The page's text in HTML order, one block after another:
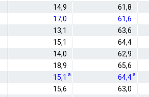
14,9 61,8
17,0 61,6
13,1 63,6
15,1 64,4
14,0 62,9
18,9 65,6
15,1 a 64,4a
15,6 63,0